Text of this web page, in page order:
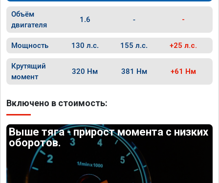
Объём
двигателя
1.6 - -
Мощность 130 л.с. 155 л.с. +25 л.с.
Крутящий
момент
320 Нм 381 Нм +61 Нм
Включено в стоимость:
Выше тяга - прирост момента с низких
оборотов.